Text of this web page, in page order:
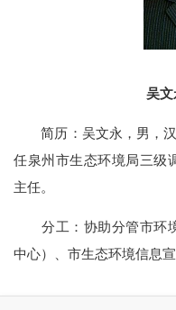
吴文
简历：吴文永，男，汉
任泉州市生态环境局三级
主任。
分工：协助分管市环境
中心）、市生态环境信息宣